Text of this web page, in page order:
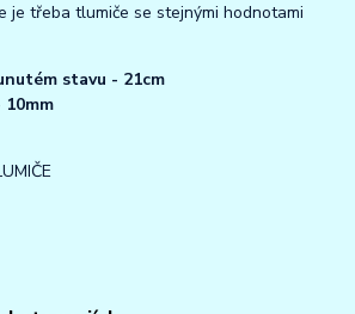
je třeba tlumiče se stejnými hodnotami
stavu - 21cm